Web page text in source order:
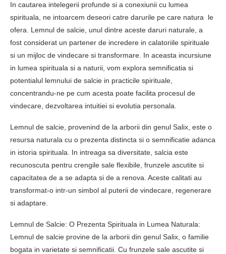
In cautarea intelegerii profunde si a conexiunii cu lumea
spirituala, ne intoarcem deseori catre darurile pe care natura le
ofera. Lemnul de salcie, unul dintre aceste daruri naturale, a
fost considerat un partener de incredere in calatoriile spirituale
si un mijloc de vindecare si transformare. In aceasta incursiune
in lumea spirituala si a naturii, vom explora semnificatia si
potentialul lemnului de salcie in practicile spirituale,
concentrandu-ne pe cum acesta poate facilita procesul de
vindecare, dezvoltarea intuitiei si evolutia personala.
Lemnul de salcie, provenind de la arborii din genul Salix, este o
resursa naturala cu o prezenta distincta si o semnificatie adanca
in istoria spirituala. In intreaga sa diversitate, salcia este
recunoscuta pentru crengile sale flexibile, frunzele ascutite si
capacitatea de a se adapta si de a renova. Aceste calitati au
transformat-o intr-un simbol al puterii de vindecare, regenerare
si adaptare.
Lemnul de Salcie: O Prezenta Spirituala in Lumea Naturala:
Lemnul de salcie provine de la arborii din genul Salix, o familie
bogata in varietate si semnificatii. Cu frunzele sale ascutite si